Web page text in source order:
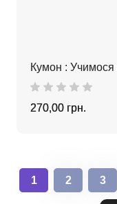
Кумон :
270,00 грн.
1 2 3